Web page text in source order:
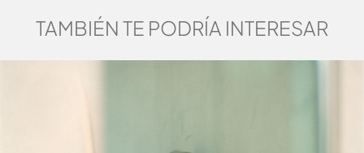
TAMBIÉN TE PODRÍA INTERESAR